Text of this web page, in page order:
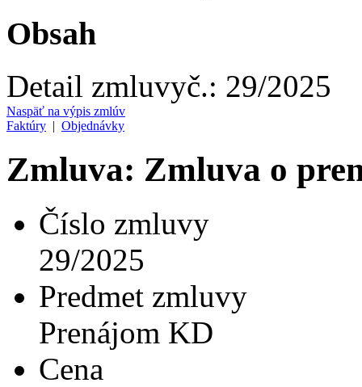
Obsah
Detail zmluvyč.: 29/2025
Naspäť na výpis zmlúv
Faktúry | Objednávky
Zmluva: Zmluva o
Číslo zmluvy
29/2025
Predmet zmluvy
Prenájom KD
Cena